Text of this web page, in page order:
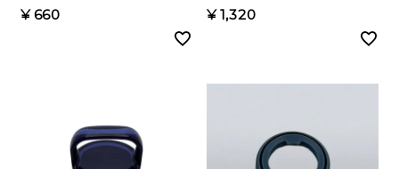
¥660 ¥1,320